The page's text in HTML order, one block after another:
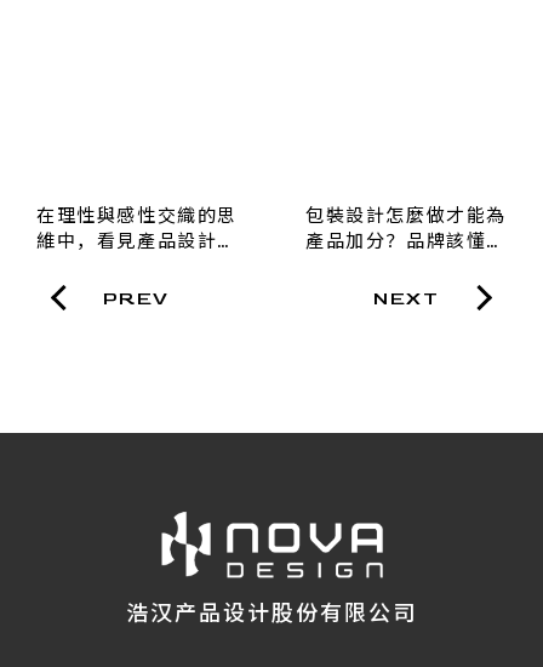
在理性與感性交織的思
維中，看見產品設計的
PREV
包裝設計怎麼做才能為
產品加分？品牌該懂的
維
NEXT
浩汉产品设计股份有限公司